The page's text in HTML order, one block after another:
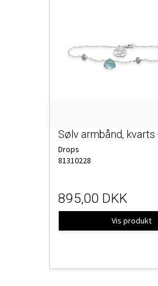
Sølv armbånd, kvarts
Drops
81310228
895,00 DKK
Vis produkt